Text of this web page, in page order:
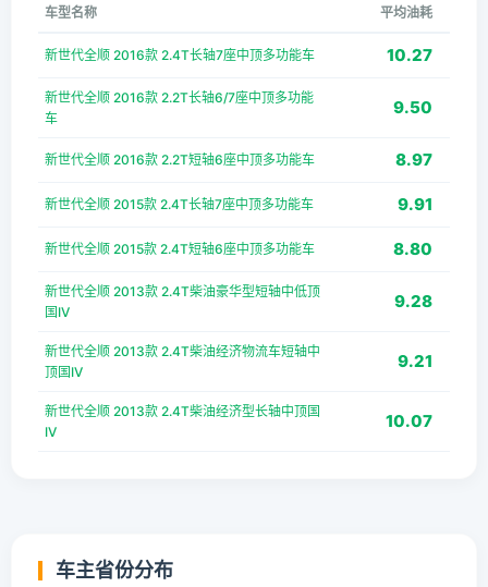
车型名称 平均油耗
新世代全顺 2016款 2.4T长轴7座中顶多功能车 10.27
新世代全顺 2016款 2.2T长轴6/7座中顶多功能
车
9.50
新世代全顺 2016款 2.2T短轴6座中顶多功能车 8.97
新世代全顺 2015款 2.4T长轴7座中顶多功能车 9.91
新世代全顺 2015款 2.4T短轴6座中顶多功能车 8.80
新世代全顺 2013款 2.4T柴油豪华型短轴中低顶
国IV
9.28
新世代全顺 2013款 2.4T柴油经济物流车短轴中
顶国IV
9.21
新世代全顺 2013款 2.4T柴油经济型长轴中顶国
IV
10.07
车主省份分布